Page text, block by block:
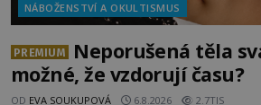
NÁBOŽENSTVÍ A OKULTISMUS
PREMIUM
Neporušená těla
možné, že vzdorují času?
OD EVA SOUKUPOVÁ 6.8.2026 2.7TIS